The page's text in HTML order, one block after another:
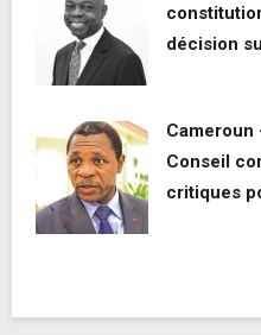
décision
Cameroun
Conseil
critiques